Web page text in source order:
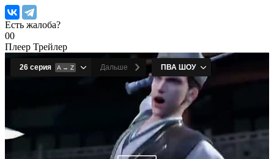
Есть жалоба?
00
Плеер Трейлер